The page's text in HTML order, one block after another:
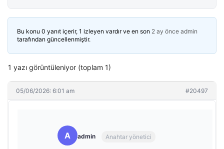
Bu konu 0 yanıt içerir, 1 izleyen vardır ve en son 2 ay önce admin
tarafından güncellenmiştir.
1 yazı görüntüleniyor (toplam 1)
05/06/2026: 6:01 am #20497
A admin Anahtar yönetici